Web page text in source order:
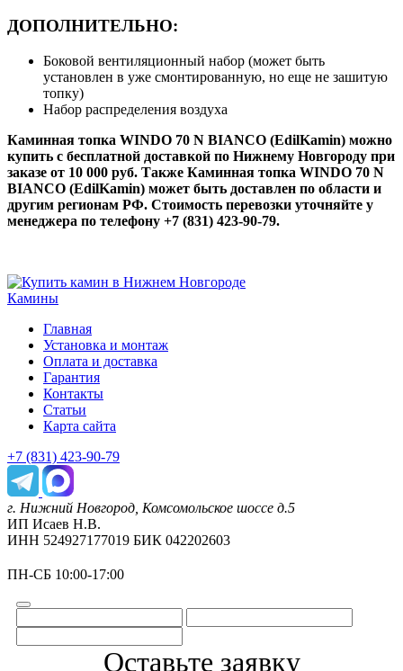
ДОПОЛНИТЕЛЬНО:
Боковой вентиляционный набор (может быть
установлен в уже смонтированную, но еще не зашитую
топку)
Набор распределения воздуха
Каминная топка WINDO 70 N BIANCO (EdilKamin) можно
купить с бесплатной доставкой по Нижнему Новгороду при
заказе от 10 000 руб. Также Каминная топка WINDO 70 N
BIANCO (EdilKamin) может быть доставлен по области и
другим регионам РФ. Стоимость перевозки уточняйте у
менеджера по телефону +7 (831) 423-90-79.
Камины
Главная
Установка и монтаж
Оплата и доставка
Гарантия
Контакты
Статьи
Карта сайта
+7 (831) 423-90-79
г. Нижний Новгород, Комсомольское шоссе д.5
ИП Исаев Н.В.
ИНН 524927177019 БИК 042202603
ПН-СБ 10:00-17:00
Оставьте заявку